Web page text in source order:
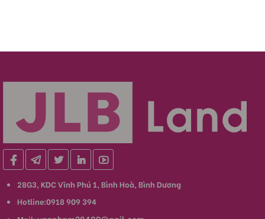
28G3, KDC Vĩnh Phú 1, Bình Hoà, Bình Dương
Hotline:0918 909 394